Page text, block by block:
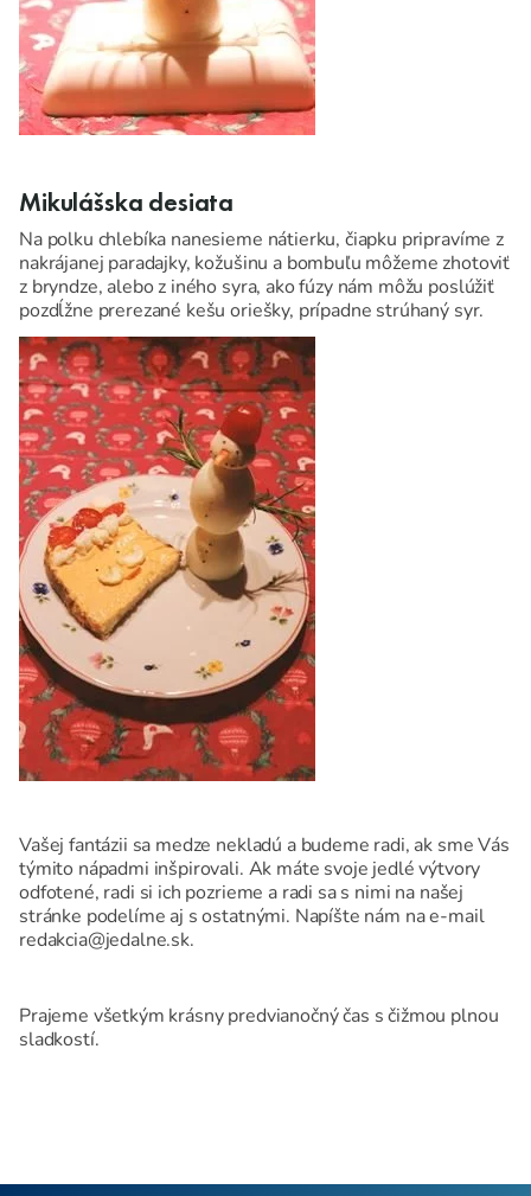
Mikulášska desiata
Na polku chlebíka nanesieme nátierku, čiapku pripravíme z
nakrájanej paradajky, kožušinu a bombuľu môžeme zhotoviť
z bryndze, alebo z iného syra, ako fúzy nám môžu poslúžiť
pozdĺžne prerezané kešu oriešky, prípadne strúhaný syr.
Vašej fantázii sa medze nekladú a budeme radi, ak sme Vás
týmito nápadmi inšpirovali. Ak máte svoje jedlé výtvory
odfotené, radi si ich pozrieme a radi sa s nimi na našej
stránke podelíme aj s ostatnými. Napíšte nám na e-mail
redakcia@jedalne.sk.
Prajeme všetkým krásny predvianočný čas s čižmou plnou
sladkostí.